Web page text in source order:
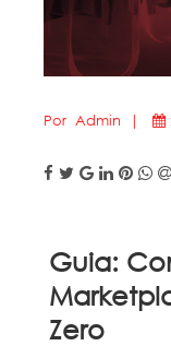
Por Admin |
Guia:
Zero